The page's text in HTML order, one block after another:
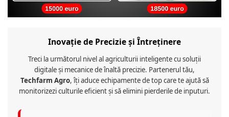
Inovație de Precizie și Întreținere
Treci la următorul nivel al agriculturii inteligente cu soluții
digitale și mecanice de înaltă precizie. Partenerul tău,
Techfarm Agro, îți aduce echipamente de top care te ajută să
monitorizezi culturile eficient și să elimini pierderile de inputuri.